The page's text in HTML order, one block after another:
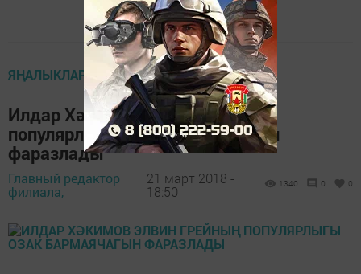
ЯҢАЛЫКЛАР ТАСМАСЫ
Илдар Хәкимов Элвин Грейның
популярлыгы озак бармаячагын
фаразлады
Главный редактор
филиала,
21 март 2018 -
18:50
1340 0 0